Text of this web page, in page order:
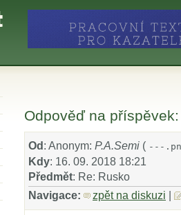
Odpověď na
Od : Anonym: P.A.Semi ( ---
Kdy: 16. 09. 2018 18:21
Předmět: Re: Rusko
Navigace:
zpět na diskuzi